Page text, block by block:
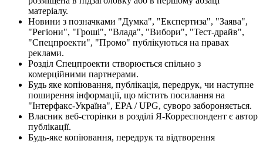
матеріалу.
Новини з позначками "Думка", "Експертиза", "Заява",
"Регіони", "Гроші", "Влада", "Вибори", "Тест-драйв",
"Спецпроекти", "Промо" публікуються на правах
реклами.
Розділ Спецпроекти створюється спільно з
комерційними партнерами.
Будь яке копіювання, публікація, передрук, чи наступне
поширення інформації, що містить посилання на
"Інтерфакс-Україна", EPA / UPG, суворо забороняється.
Власник веб-сторінки в розділі Я-Корреспондент є автор
публікації.
Будь-яке копіювання, передрук та відтворення